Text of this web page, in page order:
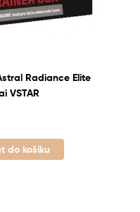
Radiance Elite
VSTAR
do košíku